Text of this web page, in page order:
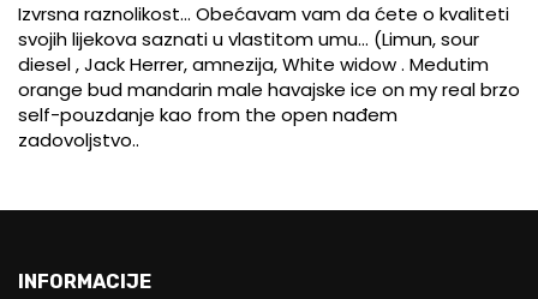
Izvrsna raznolikost... Obećavam vam da ćete o kvaliteti
svojih lijekova saznati u vlastitom umu... (Limun, sour
diesel , Jack Herrer, amnezija, White widow . Medutim
orange bud mandarin male havajske ice on my real brzo
self-pouzdanje kao from the open nađem
zadovoljstvo..
INFORMACIJE